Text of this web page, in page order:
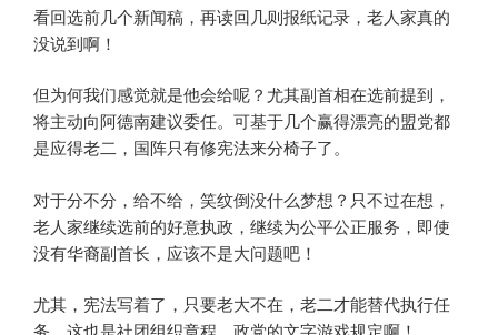
看回选前几个新闻稿，再读回几则报纸记录，老人家真的
没说到啊！
但为何我们感觉就是他会给呢？尤其副首相在选前提到，
将主动向阿德南建议委任。可基于几个赢得漂亮的盟党都
是应得老二，国阵只有修宪法来分椅子了。
对于分不分，给不给，笑纹倒没什么梦想？只不过在想，
老人家继续选前的好意执政，继续为公平公正服务，即使
没有华裔副首长，应该不是大问题吧！
尤其，宪法写着了，只要老大不在，老二才能替代执行任